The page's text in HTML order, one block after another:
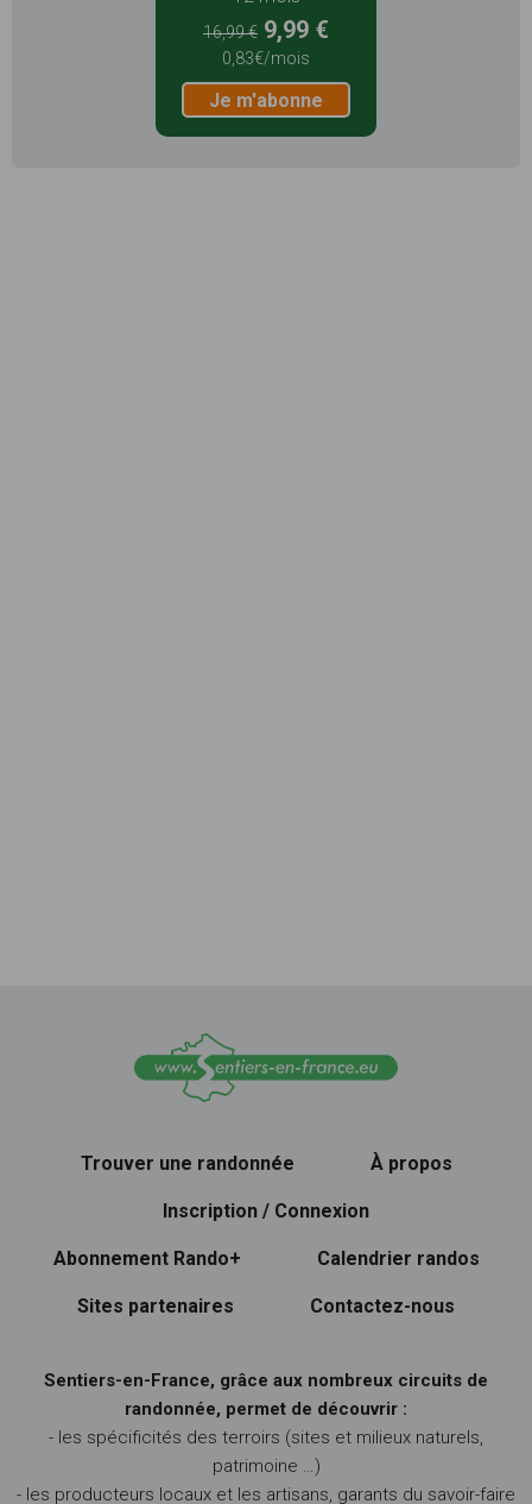
16,99 € 9,99 €
0,83€/mois
Je m'abonne
Trouver une randonnée À propos
Inscription / Connexion
Abonnement Rando+ Calendrier randos
Sites partenaires Contactez-nous
Sentiers-en-France, grâce aux nombreux circuits de
randonnée, permet de découvrir :
- les spécificités des terroirs (sites et milieux naturels,
patrimoine …)
- les producteurs locaux et les artisans, garants du savoir-faire